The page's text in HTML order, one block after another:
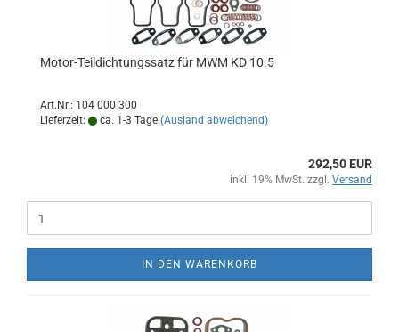
Motor-Teildichtungssatz für MWM KD 10.5
Art.Nr.: 104 000 300
Lieferzeit:
ca. 1-3 Tage (Ausland abweichend)
292,50 EUR
inkl. 19% MwSt. zzgl. Versand
IN DEN WARENKORB